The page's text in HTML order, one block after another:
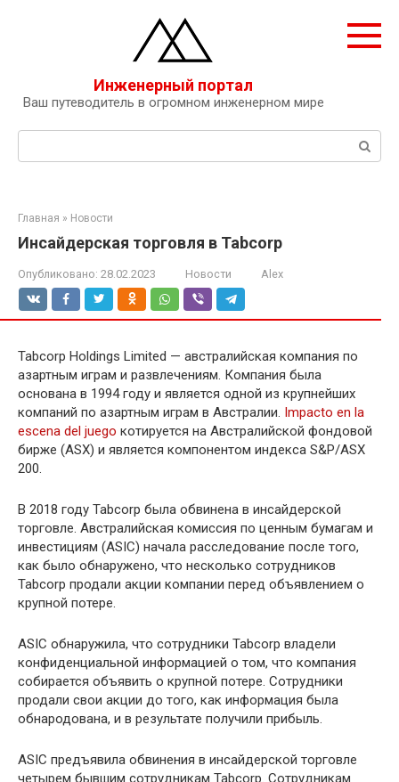
Инженерный портал
Ваш путеводитель в огромном инженерном мире
Поиск:
Главная » Новости
Инсайдерская торговля в Tabcorp
Опубликовано: 28.02.2023 Новости Alex
Tabcorp Holdings Limited — австралийская компания по
азартным играм и развлечениям. Компания была
основана в 1994 году и является одной из крупнейших
компаний по азартным играм в Австралии. Impacto en la
escena del juego котируется на Австралийской фондовой
бирже (ASX) и является компонентом индекса S&P/ASX
200.
В 2018 году Tabcorp была обвинена в инсайдерской
торговле. Австралийская комиссия по ценным бумагам и
инвестициям (ASIC) начала расследование после того,
как было обнаружено, что несколько сотрудников
Tabcorp продали акции компании перед объявлением о
крупной потере.
ASIC обнаружила, что сотрудники Tabcorp владели
конфиденциальной информацией о том, что компания
собирается объявить о крупной потере. Сотрудники
продали свои акции до того, как информация была
обнародована, и в результате получили прибыль.
ASIC предъявила обвинения в инсайдерской торговле
четырем бывшим сотрудникам Tabcorp. Сотрудникам